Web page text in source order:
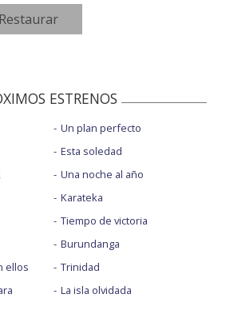
ESTRENOS
ellos
Un plan perfecto
Esta soledad
Una noche al año
Karateka
Tiempo de victoria
Burundanga
Trinidad
La isla olvidada